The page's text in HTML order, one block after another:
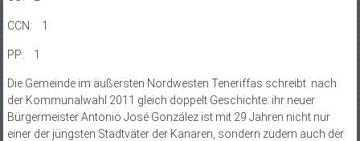
CCN: 1
PP: 1
Die Gemeinde im äußersten Nordwesten Teneriffas schreibt nach
der Kommunalwahl 2011 gleich doppelt Geschichte: ihr neuer
Bürgermeister Antonio José González ist mit 29 Jahren nicht nur
einer der jüngsten Stadtväter der Kanaren, sondern zudem auch der